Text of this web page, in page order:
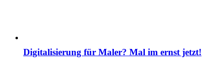
Digitalisierung für Maler? Mal im ernst jetzt!